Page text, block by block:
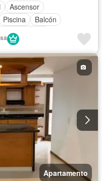
Ascensor
Piscina
Balcón
de servicio
Vista panorámica
Apartamento